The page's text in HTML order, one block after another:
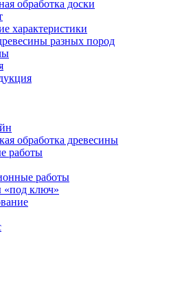
обработка доски
характеристики
разных пород
обработка древесины
работы
работы
«под ключ»